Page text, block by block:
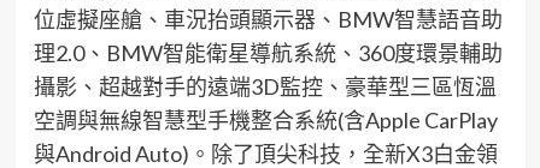
位虛擬座艙、車況抬頭顯示器、BMW智慧語音助
理2.0、BMW智能衛星導航系統、360度環景輔助
攝影、超越對手的遠端3D監控、豪華型三區恆溫
空調與無線智慧型手機整合系統(含Apple CarPlay
與Android Auto)。除了頂尖科技，全新X3白金領